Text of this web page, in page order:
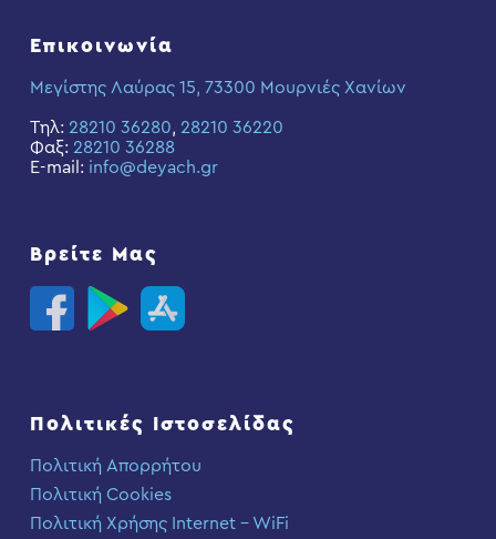
Επικοινωνία
Μεγίστης Λαύρας 15, 73300 Μουρνιές Χανίων
Τηλ: 28210 36280, 28210 36220
Φαξ: 28210 36288
E-mail: info@deyach.gr
Βρείτε Μας
Πολιτικές Ιστοσελίδας
Πολιτική Απορρήτου
Πολιτική Cookies
Πολιτική Χρήσης Internet – WiFi